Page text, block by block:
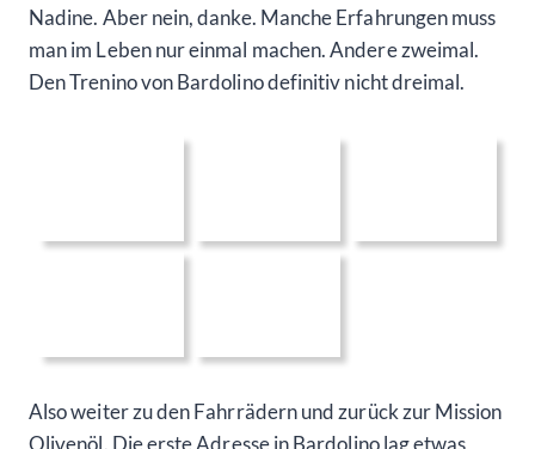
Nadine. Aber nein, danke. Manche Erfahrungen muss
man im Leben nur einmal machen. Andere zweimal.
Den Trenino von Bardolino definitiv nicht dreimal.
Also weiter zu den Fahrrädern und zurück zur Mission
Olivenöl. Die erste Adresse in Bardolino lag etwas